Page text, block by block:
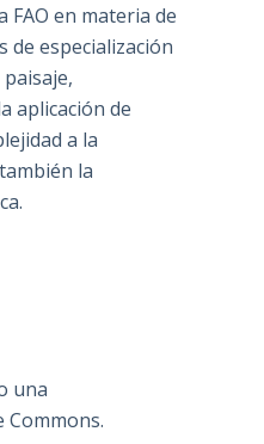
FAO en materia de
de especialización
aplicación de
a la
la
una
Commons.